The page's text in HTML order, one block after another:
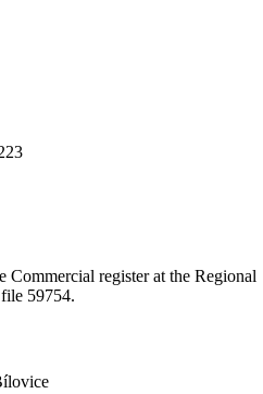
Commercial register at the Regional
59754.